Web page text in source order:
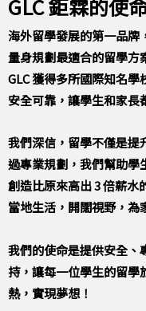
GLC 鉅霖的使
海外留學發展的第一品牌
量身規劃最適合的留學方
GLC 獲得多所國際知名
安全可靠，讓學生和家長
我們深信，留學不僅是提
過專業規劃，我們幫助學
創造比原來高出 3 倍薪水
當地生活，開闊視野，為
我們的使命是提供安全、
持，讓每一位學生的留學
熱，實現夢想！